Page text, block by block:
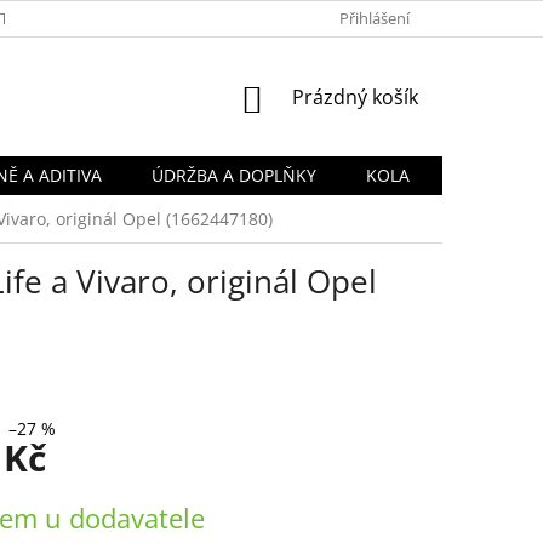
PODMÍNKY OCHRANY OSOBNÍCH
Přihlášení
NÁKUPNÍ
Prázdný košík
A ADITIVA ÚDRŽBA A DOPLŇKY
KOLA
originál Opel (1662447180)
a Vivaro, originál Opel
–27 %
u dodavatele